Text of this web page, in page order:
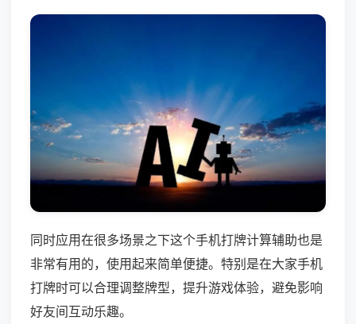
同时应用在很多场景之下这个手机打牌计算辅助也是
非常有用的，使用起来简单便捷。特别是在大家手机
打牌时可以合理调整牌型，提升游戏体验，避免影响
好友间互动乐趣。